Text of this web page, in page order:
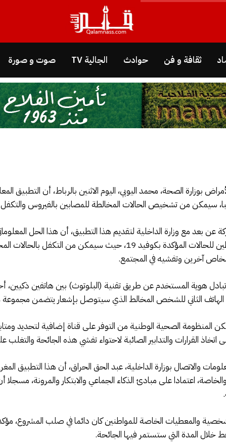
ثقافة و فن حوادث الجالية TV صوت و صورة
بوزارة الصحة، محمد اليوبي، اليوم الاثنين بالرباط، أن التطبيق
سيمكن من تشخيص الحالات المخالطة للمصابين بالفيروس والتكفل
بعد مع وزارة الداخلية لتقديم هذا التطبيق، أن هذا الحل
منظومة تحديد وتتبع الأشخاص المخالطين للحالات المؤكدة
آخرين وتفشيه في المجتمع.
هوية المستخدم عن طريق تقنية (البلوتوث) بين هاتفين
الهاتف الثاني للشخص المخالط الذي سيتوصل بإشعار يتضمن مجموعة
المنظومة الصحية الوطنية من التوفر على قناة إضافية لتحديد
اتخاذ القرارات والتدابير الصائبة لاحتواء تفشي هذه الجائحة والتغلب
اعتمادا على مبادئ الذكاء الجماعي والابتكار والمرونة، مسجلا
والمعطيات الخاصة للمواطنين كان دائما في صلب المشروع،
المدة التي ستستمر فيها الجائحة.